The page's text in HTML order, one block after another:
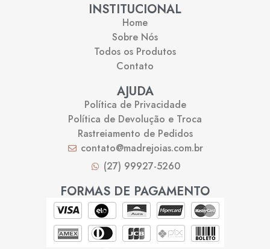
INSTITUCIONAL
Home
Sobre Nós
Todos os Produtos
Contato
AJUDA
Política de Privacidade
Política de Devolução e Troca
Rastreiamento de Pedidos
contato@madrejoias.com.br
(27) 99927-5260
FORMAS DE PAGAMENTO